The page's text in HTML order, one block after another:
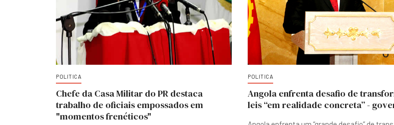
POLITICA
Chefe da Casa Militar do PR destaca
trabalho de oficiais empossados em
"momentos frenéticos"
POLITICA
Angola enfrenta desafio de
leis “em realidade concreta” -